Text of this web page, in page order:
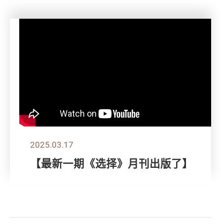
2025.03.17
【最新一期《选择》月刊出版了】